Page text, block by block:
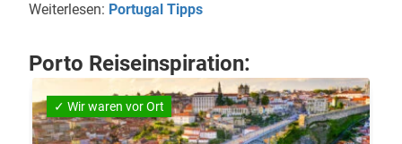
Weiterlesen: Portugal Tipps
Porto Reiseinspiration:
✓ Wir waren vor Ort